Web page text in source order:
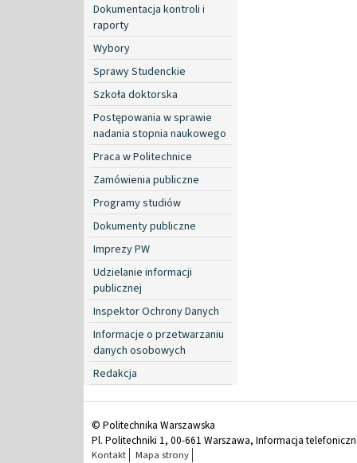
Dokumentacja kontroli i
raporty
Wybory
Sprawy Studenckie
Szkoła doktorska
Postępowania w sprawie
nadania stopnia naukowego
Praca w Politechnice
Zamówienia publiczne
Programy studiów
Dokumenty publiczne
Imprezy PW
Udzielanie informacji
publicznej
Inspektor Ochrony Danych
Informacje o przetwarzaniu
danych osobowych
Redakcja
© Politechnika Warszawska
Pl. Politechniki 1, 00-661 Warszawa, Informacja
Kontakt Mapa strony